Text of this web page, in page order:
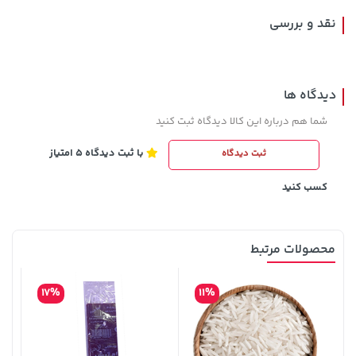
315,900 تومان خرید
141,000 تومان
نقد و بررسی
دیدگاه ها
شما هم درباره این کالا دیدگاه ثبت کنید
ثبت دیدگاه با ثبت دیدگاه 5 امتیاز
کسب کنید
محصولات مرتبط
11%
17%